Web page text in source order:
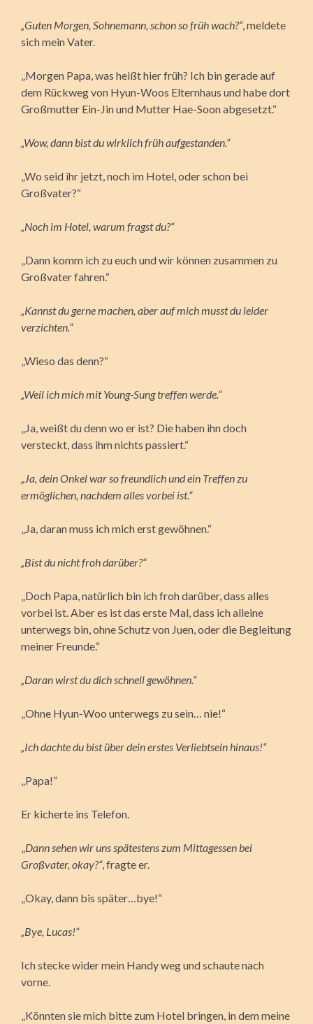
„Guten Morgen, Sohnemann, schon so früh wach?“, meldete
sich mein Vater.
„Morgen Papa, was heißt hier früh? Ich bin gerade auf
dem Rückweg von Hyun-Woos Elternhaus und habe dort
Großmutter Ein-Jin und Mutter Hae-Soon abgesetzt.“
„Wow, dann bist du wirklich früh aufgestanden.“
„Wo seid ihr jetzt, noch im Hotel, oder schon bei
Großvater?“
„Noch im Hotel, warum fragst du?“
„Dann komm ich zu euch und wir können zusammen zu
Großvater fahren.“
„Kannst du gerne machen, aber auf mich musst du leider
verzichten.“
„Wieso das denn?“
„Weil ich mich mit Young-Sung treffen werde.“
„Ja, weißt du denn wo er ist? Die haben ihn doch
versteckt, dass ihm nichts passiert.“
„Ja, dein Onkel war so freundlich und ein Treffen zu
ermöglichen, nachdem alles vorbei ist.“
„Ja, daran muss ich mich erst gewöhnen.“
„Bist du nicht froh darüber?“
„Doch Papa, natürlich bin ich froh darüber, dass alles
vorbei ist. Aber es ist das erste Mal, dass ich alleine
unterwegs bin, ohne Schutz von Juen, oder die Begleitung
meiner Freunde.“
„Daran wirst du dich schnell gewöhnen.“
„Ohne Hyun-Woo unterwegs zu sein… nie!“
„Ich dachte du bist über dein erstes Verliebtsein hinaus!“
„Papa!“
Er kicherte ins Telefon.
Dann sehen wir uns spätestens zum Mittagessen bei
Großvater, okay?“, fragte er.
„Okay, dann bis später…bye!“
„Bye, Lucas!“
Ich stecke wider mein Handy weg und schaute nach
vorne.
„Könnten sie mich bitte zum Hotel bringen, in dem meine